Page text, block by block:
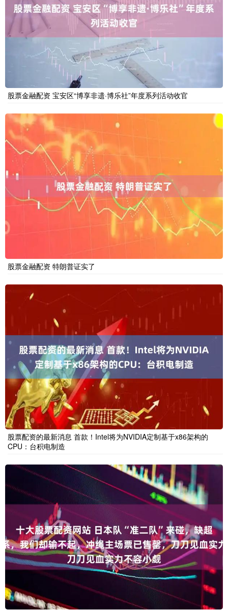
股票金融配资 宝安区“博享非遗·博乐社”年度系列活动收官
股票金融配资 特朗普证实了
股票配资的最新消息 首款！Intel将为NVIDIA定制基于x86架构的
CPU：台积电制造